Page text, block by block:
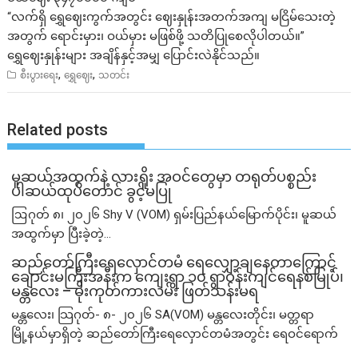
“လက်ရှိ ရွှေဈေးကွက်အတွင်း ဈေးနှုန်းအတက်အကျ မငြိမ်သေးတဲ့
အတွက် ရောင်းမှား၊ ဝယ်မှား မဖြစ်ဖို့ သတိပြုစေလိုပါတယ်။”
ရွှေဈေးနှုန်းများ အချိန်နှင့်အမျှ ပြောင်းလဲနိုင်သည်။
စီးပွားရေး,ရွှေဈေး, သတင်း
Related posts
မူဆယ်အထွက်နဲ့ လားရှိုး အဝင်တွေမှာ တရုတ်ပစ္စည်း
ပါဆယ်ထုပ်တောင် ခွင့်မပြု
ဩဂုတ် ၈၊ ၂၀၂၆ Shy V (VOM) ရှမ်းပြည်နယ်မြောက်ပိုင်း၊ မူဆယ်
အထွက်မှာ ပြီးခဲ့တဲ့...
ဆည်တော်ကြီးရေလှောင်တမံ ရေလျှော့ချနေတာကြောင့်
ချောင်းမကြီးအနီးက ကျေးရွာ ၁၀ ရွာဝန်းကျင်ရေနစ်မြုပ်၊
မန္တလေး – မိုးကုတ်ကားလမ်း ဖြတ်သန်းမရ
မန္တလေး၊ သြဂုတ်- ၈- ၂၀၂၆ SA(VOM) မန္တလေးတိုင်း၊ မတ္တရာ
မြို့နယ်မှာရှိတဲ့ ဆည်တော်ကြီးရေလှောင်တမံအတွင်း ရေဝင်ရောက်